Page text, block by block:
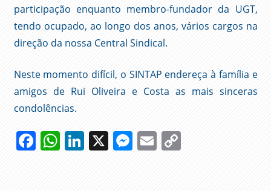
participação enquanto membro-fundador da UGT,
tendo ocupado, ao longo dos anos, vários cargos na
direção da nossa Central Sindical.
Neste momento difícil, o SINTAP endereça à família e
amigos de Rui Oliveira e Costa as mais sinceras
condolências.
Facebook
WhatsApp
LinkedIn
X Messenger
EmailCopy